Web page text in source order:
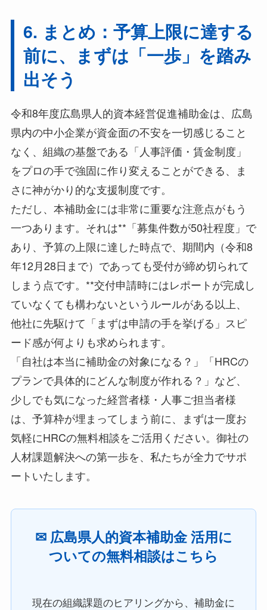
6. まとめ：予算上限に達する
前に、まずは「一歩」を踏み
出そう
令和8年度広島県人的資本経営促進補助金は、広島
県内の中小企業が資金面の不安を一切感じること
なく、組織の基盤である「人事評価・賃金制度」
をプロの手で強固に作り変えることができる、ま
さに神がかり的な支援制度です。
ただし、本補助金には非常に重要な注意点がもう
一つあります。それは**「募集件数が50社程度」で
あり、予算の上限に達した時点で、期間内（令和8
年12月28日まで）であっても受付が締め切られて
しまう点です。**交付申請時にはレポートが完成し
ていなくても構わないというルールがある以上、
他社に先駆けて「まずは申請の手を挙げる」スピ
ード感が何よりも求められます。
「自社は本当に補助金の対象になる？」「HRCの
プランで具体的にどんな制度が作れる？」など、
少しでも気になった経営者様・人事ご担当者様
は、予算枠が埋まってしまう前に、まずは一度お
気軽にHRCの無料相談をご活用ください。御社の
人材課題解決への第一歩を、私たちが全力でサポ
ートいたします。
✉ 広島県人的資本補助金 活用に
ついての無料相談はこちら
現在の組織課題のヒアリングから、補助金に